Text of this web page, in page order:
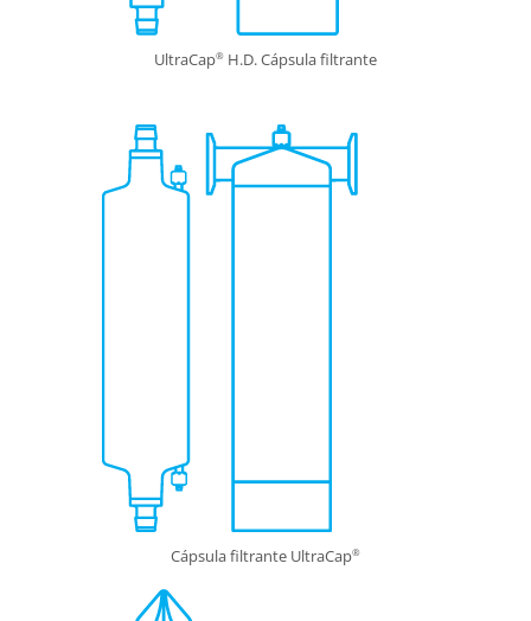
UltraCap® H.D. Cápsula filtrante
Cápsula filtrante UltraCap®